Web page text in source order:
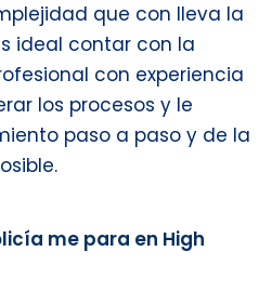
que con lleva la
ideal contar con la
con experiencia
los procesos y le
paso a paso y de la
me para en High